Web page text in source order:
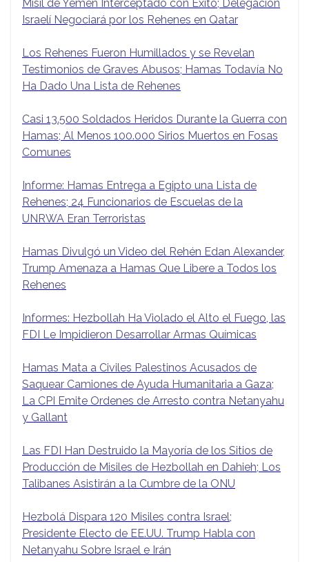
Misil de Yemen Interceptado con Éxito; Delegación
Israelí Negociará por los Rehenes en Qatar
Los Rehenes Fueron Humillados y se Revelan
Testimonios de Graves Abusos; Hamas Todavía No
Ha Dado Una Lista de Rehenes
Casi 13.500 Soldados Heridos Durante la Guerra con
Hamas; Al Menos 100.000 Sirios Muertos en Fosas
Comunes
Informe: Hamas Entrega a Egipto una Lista de
Rehenes; 24 Funcionarios de Escuelas de la
UNRWA Eran Terroristas
Hamas Divulgó un Video del Rehén Edan Alexander,
Trump Amenaza a Hamas Que Libere a Todos los
Rehenes
Informes: Hezbollah Ha Violado el Alto el Fuego, las
FDI Le Impidieron Desarrollar Armas Químicas
Hamas Mata a Civiles Palestinos Acusados de
Saquear Camiones de Ayuda Humanitaria a Gaza;
La CPI Emite Ordenes de Arresto contra Netanyahu
y Gallant
Las FDI Han Destruido la Mayoría de los Sitios de
Producción de Misiles de Hezbollah en Dahieh; Los
Talibanes Asistirán a la Cumbre de la ONU
Hezbolá Dispara 120 Misiles contra Israel;
Presidente Electo de EE.UU. Trump Habla con
Netanyahu Sobre Israel e Irán